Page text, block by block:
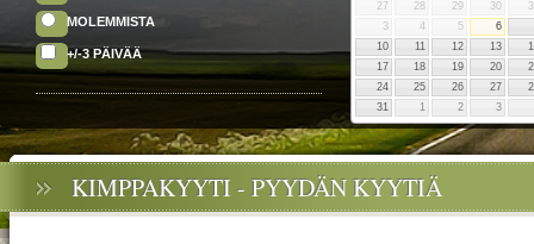
MOLEMMISTA
+/-3 PÄIVÄÄ
27
28 29 30
3
4 5
6
10
11 12 13
17
18 19 20
24
25 26 27
31
1 2 3
KIMPPAKYYTI - PYYDÄN KYYTIÄ